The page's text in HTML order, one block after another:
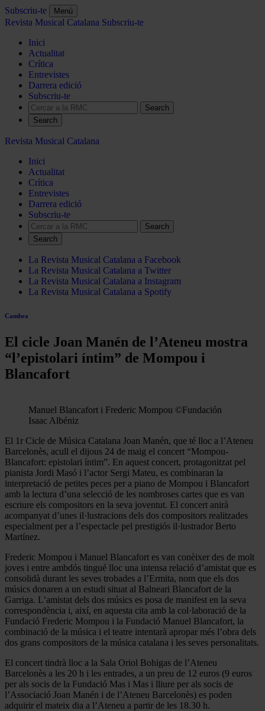
Subscriu-te Menú
Revista Musical Catalana Subscriu-te
Inici
Actualitat
Crítica
Entrevistes
Darrera edició
Subscriu-te
Search
Revista Musical Catalana
Inici
Actualitat
Crítica
Entrevistes
Darrera edició
Subscriu-te
Search
La Revista Musical Catalana a Facebook
La Revista Musical Catalana a Twitter
La Revista Musical Catalana a Instagram
La Revista Musical Catalana a Spotify
Cambra
El cicle Joan Manén de l’Ateneu mostra
“l’epistolari íntim” de Mompou i
Blancafort
Manuel Blancafort i Frederic Mompou ©Fundación
Isaac Albéniz
El 1r Cicle de Música Catalana Joan Manén, que té lloc a l’Ateneu
Barcelonès, acull el dijous 24 de maig el concert “Mompou-
Blancafort: epistolari íntim”. En aquest concert, protagonitzat pel
pianista Jordi Masó i l’actor Sergi Mateu, es combinaran la
interpretació de petites peces per a piano de Mompou i Blancafort
amb la lectura d’una selecció de les nombroses cartes que es van
escriure els compositors en la seva joventut. El concert anirà
acompanyat d’unes il·lustracions dels dos compositors realitzades
especialment per a l’espectacle pel prestigiós il·lustrador Berto
Martínez.
Frederic Mompou i Manuel Blancafort es van conèixer des de molt
joves i entre ambdós tingué lloc una intensa relació d’amistat que es
consolidà durant les seves trobades a l’Ermita, nom que els dos
músics donaren a un estudi situat al Balneari Blancafort de la
Garriga. L’amistat dels dos músics es posa de manifest en la seva
correspondència i, així, en aquesta cita amb la col·laboració de la
Fundació Frederic Mompou i la Fundació Manuel Blancafort, la
combinació de la música i el teatre intentarà apropar més l’obra dels
dos grans compositors de la música catalana i les seves personalitats.
El concert tindrà lloc a la Sala Oriol Bohigas de l’Ateneu
Barcelonès a les 20 h i les entrades, a un preu de 12 euros (9 euros
per als socis de la Fundació Mas i Mas i lliure per als socis de
l’Associació Joan Manén i de l’Ateneu Barcelonès) es poden
adquirir el mateix dia a l’Ateneu a partir de les 18.30 h.